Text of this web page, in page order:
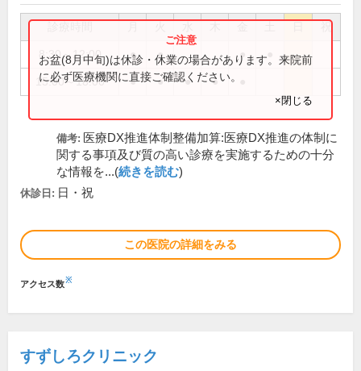
祝
8:30～12:00 ● ● ●
15:00～18:00 ● ● ● ●
お盆(8月中旬)は休診・休業の場合があります。来院前
に必ず医療機関に直接ご確認ください。
×閉じる
備考: 医療DX推進体制整備加算:医療DX推進の体制に
関する事項及び質の高い診療を実施するための十分
な情報を...(続きを読む)
休診日: 日・祝
この医院の詳細をみる
アクセス数※
すずしろクリニック